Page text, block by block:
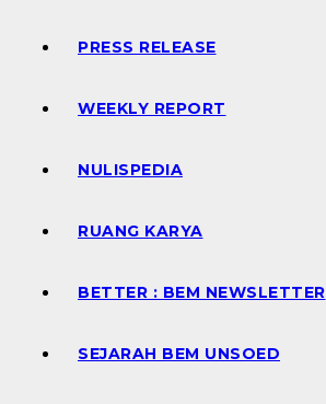
PRESS RELEASE
WEEKLY REPORT
NULISPEDIA
RUANG KARYA
BETTER : BEM NEWSLETTER
SEJARAH BEM UNSOED